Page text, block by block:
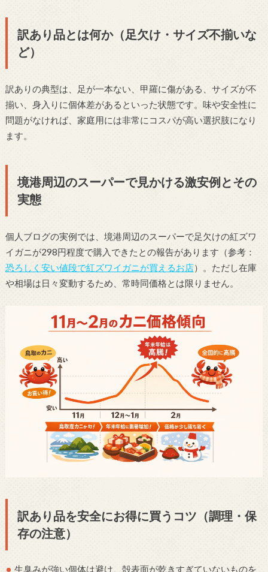
訳あり品とは何か（足欠け・サイズ不揃いな
ど）
訳ありの典型は、足が一本ない、甲羅に傷がある、サイズが不
揃い、身入りに個体差があるといった状態です。味や安全性に
問題がなければ、家庭用には非常にコスパが高い選択肢になり
ます。
境港周辺のスーパーで見かける激安例とその
実態
個人ブログの実例では、境港周辺のスーパーで足欠けの紅ズワ
イガニが298円程度で購入できたとの報告があります（参考：
恐ろしく安い値段で紅ズワイガニが買えるお店）。ただし在庫
や相場は日々変動するため、常時同価格とは限りません。
訳あり品を安全にお得に買うコツ（調理・保
存の注意）
生臭みが強い個体は避け、殻表面が乾きすぎていないものを